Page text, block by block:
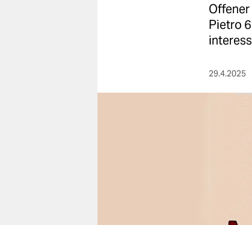
Pietro
29.4.2025